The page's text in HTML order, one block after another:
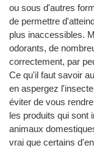
ou sous d'autres
de permettre
plus inaccessibles.
odorants, de
correctement, par
Ce qu'il faut savoir
en aspergez
éviter de vous
les produits qui sont
animaux
vrai que certains